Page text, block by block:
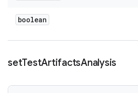
boolean
setTestArtifactsAnalysis